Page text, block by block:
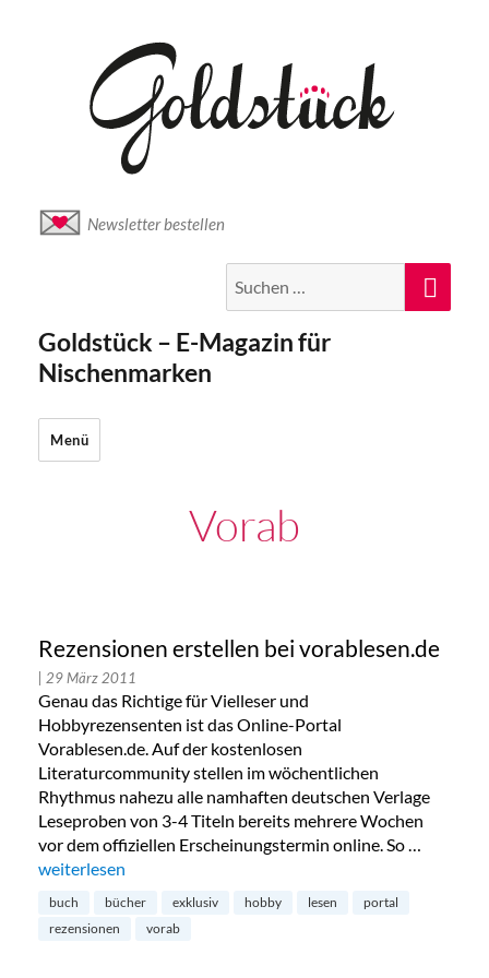
Newsletter bestellen
nach:
Goldstück – E-Magazin für
Nischenmarken
Menü
Vorab
Rezensionen erstellen bei vorablesen.de
| 29 März 2011
Genau das Richtige für Vielleser und
Hobbyrezensenten ist das Online-Portal
Vorablesen.de. Auf der kostenlosen
Literaturcommunity stellen im wöchentlichen
Rhythmus nahezu alle namhaften deutschen Verlage
Leseproben von 3-4 Titeln bereits mehrere Wochen
vor dem offiziellen Erscheinungstermin online. So …
„Rezensionen erstellen bei vorablesen.de“
weiterlesen
buch bücher exklusiv hobby lesen
portal
rezensionen
vorab